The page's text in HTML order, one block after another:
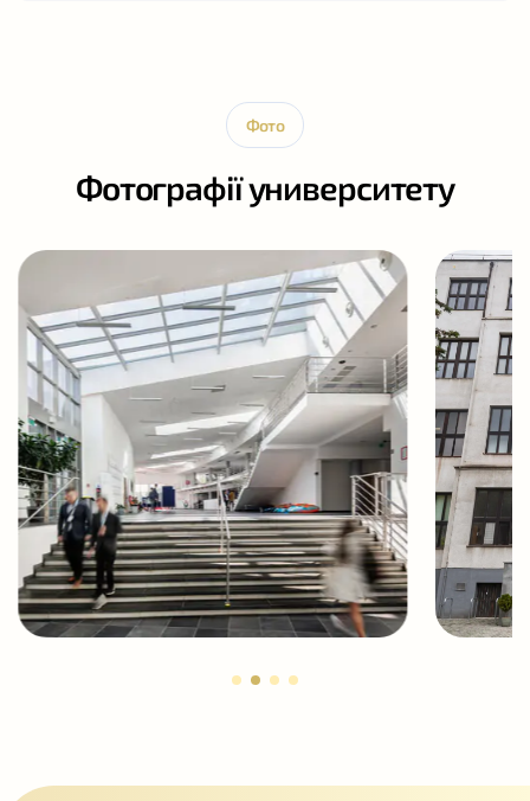
Фото
Фотографії университету